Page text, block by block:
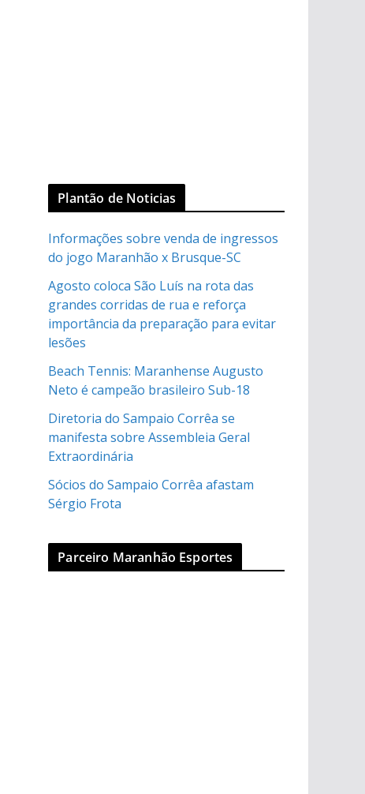
Plantão de Noticias
Informações sobre venda de ingressos
do jogo Maranhão x Brusque-SC
Agosto coloca São Luís na rota das
grandes corridas de rua e reforça
importância da preparação para evitar
lesões
Beach Tennis: Maranhense Augusto
Neto é campeão brasileiro Sub-18
Diretoria do Sampaio Corrêa se
manifesta sobre Assembleia Geral
Extraordinária
Sócios do Sampaio Corrêa afastam
Sérgio Frota
Parceiro Maranhão Esportes